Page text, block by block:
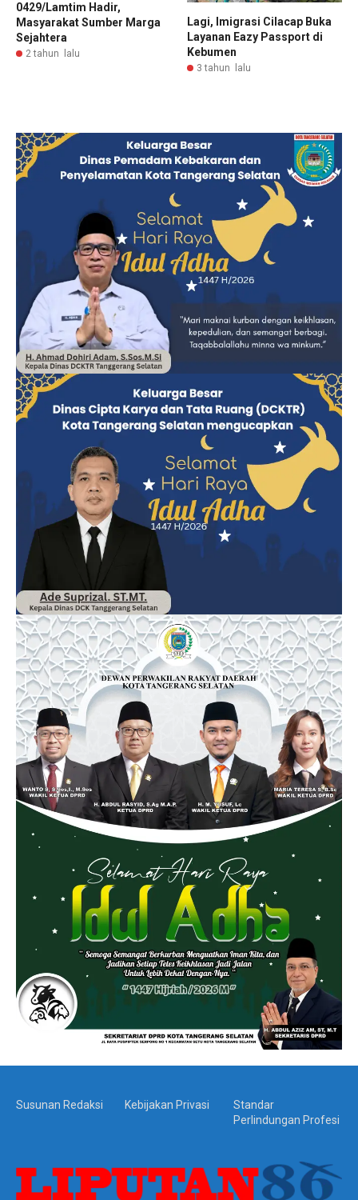
0429/Lamtim Hadir,
Masyarakat Sumber Marga
Sejahtera
2 tahun lalu
Lagi, Imigrasi Cilacap Buka
Layanan Eazy Passport di
Kebumen
3 tahun lalu
Susunan Redaksi Kebijakan Privasi
Standar
Perlindungan Profesi